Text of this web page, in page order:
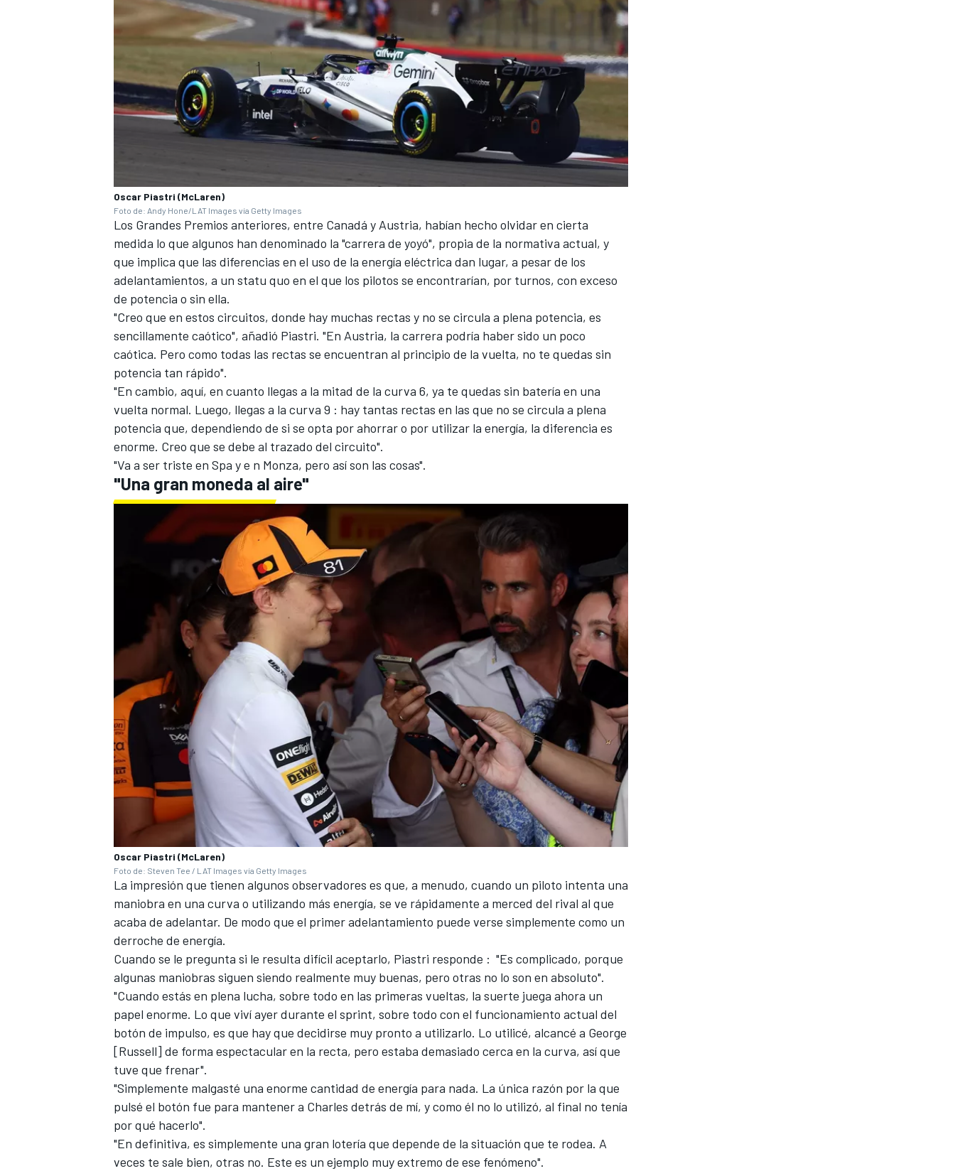
MÁS CATEGORÍAS
Oscar Piastri (McLaren)
Foto de: Andy Hone/LAT Images vía Getty Images
Los Grandes Premios anteriores, entre Canadá y Austria, habían hecho olvidar en cierta
medida lo que algunos han denominado la "carrera de yoyó", propia de la normativa actual, y
que implica que las diferencias en el uso de la energía eléctrica dan lugar, a pesar de los
adelantamientos, a un statu quo en el que los pilotos se encontrarían, por turnos, con exceso
de potencia o sin ella.
"Creo que en estos circuitos, donde hay muchas rectas y no se circula a plena potencia, es
sencillamente caótico", añadió Piastri. "En Austria, la carrera podría haber sido un poco
caótica. Pero como todas las rectas se encuentran al principio de la vuelta, no te quedas sin
potencia tan rápido".
"En cambio, aquí, en cuanto llegas a la mitad de la curva 6, ya te quedas sin batería en una
vuelta normal. Luego, llegas a la curva 9 : hay tantas rectas en las que no se circula a plena
potencia que, dependiendo de si se opta por ahorrar o por utilizar la energía, la diferencia es
enorme. Creo que se debe al trazado del circuito".
"Va a ser triste en Spa y e n Monza, pero así son las cosas".
"Una gran moneda al aire"
Oscar Piastri (McLaren)
Foto de: Steven Tee / LAT Images vía Getty Images
La impresión que tienen algunos observadores es que, a menudo, cuando un piloto intenta una
maniobra en una curva o utilizando más energía, se ve rápidamente a merced del rival al que
acaba de adelantar. De modo que el primer adelantamiento puede verse simplemente como un
derroche de energía.
Cuando se le pregunta si le resulta difícil aceptarlo, Piastri responde : "Es complicado, porque
algunas maniobras siguen siendo realmente muy buenas, pero otras no lo son en absoluto".
"Cuando estás en plena lucha, sobre todo en las primeras vueltas, la suerte juega ahora un
papel enorme. Lo que viví ayer durante el sprint, sobre todo con el funcionamiento actual del
botón de impulso, es que hay que decidirse muy pronto a utilizarlo. Lo utilicé, alcancé a George
[Russell] de forma espectacular en la recta, pero estaba demasiado cerca en la curva, así que
tuve que frenar".
"Simplemente malgasté una enorme cantidad de energía para nada. La única razón por la que
pulsé el botón fue para mantener a Charles detrás de mí, y como él no lo utilizó, al final no tenía
por qué hacerlo".
"En definitiva, es simplemente una gran lotería que depende de la situación que te rodea. A
veces te sale bien, otras no. Este es un ejemplo muy extremo de ese fenómeno".